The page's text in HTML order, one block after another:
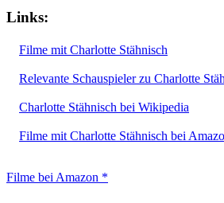
Links:
Filme mit Charlotte Stähnisch
Relevante Schauspieler zu Charlotte
Charlotte Stähnisch bei Wikipedia
Filme mit Charlotte Stähnisch bei
Filme bei Amazon *